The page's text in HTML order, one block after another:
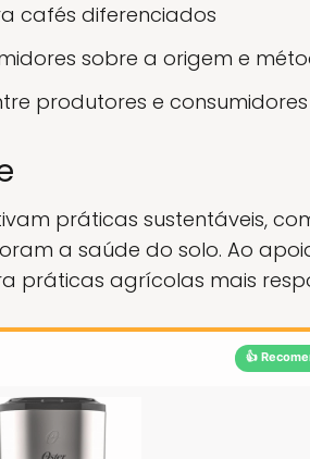
cafés diferenciados
sobre a origem e
produtores e consumidores
práticas sustentáveis,
a saúde do solo. Ao
práticas agrícolas mais
👍